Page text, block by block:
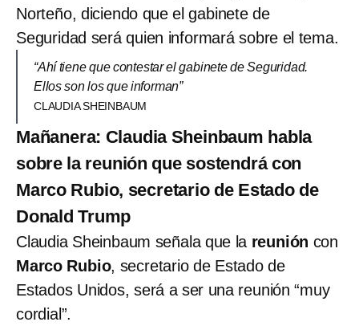
Norteño, diciendo que el gabinete de
Seguridad será quien informará sobre el tema.
“Ahí tiene que contestar el gabinete de Seguridad.
Ellos son los que informan”
CLAUDIA SHEINBAUM
Mañanera: Claudia Sheinbaum habla
sobre la reunión que sostendrá con
Marco Rubio, secretario de Estado de
Donald Trump
Claudia Sheinbaum señala que la reunión con
Marco Rubio, secretario de Estado de
Estados Unidos, será a ser una reunión “muy
cordial”.